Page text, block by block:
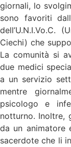
giornali, lo
sono favoriti
dell’U.N.I.Vo.C.
Ciechi) che
La comunità si
due medici
a un servizio
mentre
psicologo e
notturno. Inoltre,
da un animatore
sacerdote che li